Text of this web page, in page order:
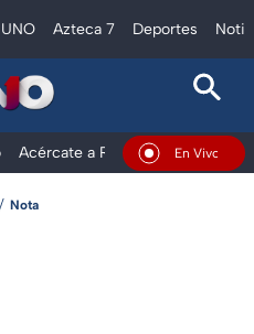
Azteca 7 Deportes
Acércate a Rocío Al Extremo
En Vivo
Nota